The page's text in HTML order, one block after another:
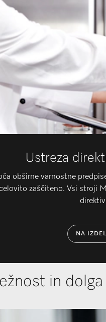
Ustreza
obširne varnostne
zaščiteno. Vsi stroji
NA
in